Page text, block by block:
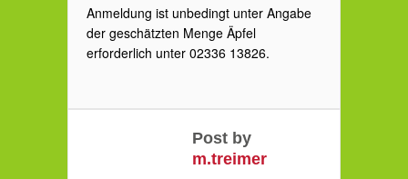
Anmeldung ist unbedingt unter Angabe
der geschätzten Menge Äpfel
erforderlich unter 02336 13826.
Post by
m.treimer